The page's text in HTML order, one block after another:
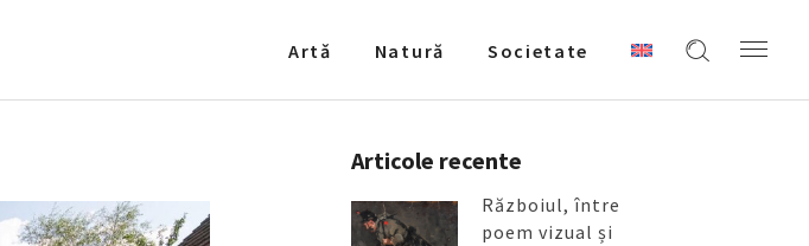
Artǎ Natură Societate
Articole recente
Războiul, între
poem vizual și